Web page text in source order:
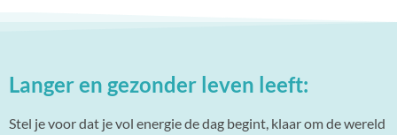
Langer en gezonder leven leeft:
Stel je voor dat je vol energie de dag begint, klaar om de wereld